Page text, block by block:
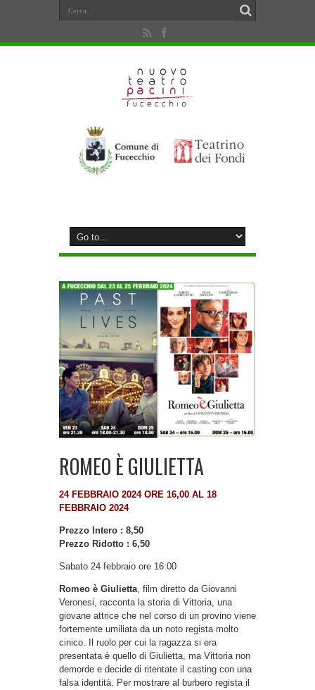
ROMEO È GIULIETTA
24 FEBBRAIO 2024 ORE 16,00 AL 18
FEBBRAIO 2024
Prezzo Intero : 8,50
Prezzo Ridotto : 6,50
Sabato 24 febbraio ore 16:00
Romeo è Giulietta, film diretto da Giovanni
Veronesi, racconta la storia di Vittoria, una
giovane attrice che nel corso di un provino viene
fortemente umiliata da un noto regista molto
cinico. Il ruolo per cui la ragazza si era
presentata è quello di Giulietta, ma Vittoria non
demorde e decide di ritentate il casting con una
falsa identità. Per mostrare al burbero regista il